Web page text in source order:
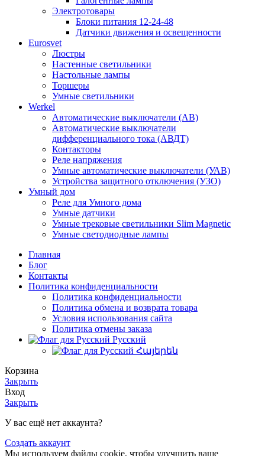
Электротовары
Блоки питания 12-24-48
Датчики движения и освещенности
Eurosvet
Люстры
Настенные светильники
Настольные лампы
Торшеры
Умные светильники
Werkel
Автоматические выключатели (АВ)
Автоматические выключатели
дифференциального тока (АВДТ)
Контакторы
Реле напряжения
Умные автоматические выключатели (УАВ)
Устройства защитного отключения (УЗО)
Умный дом
Реле для Умного дома
Умные датчики
Умные трековые светильники Slim Magnetic
Умные светодиодные лампы
Главная
Блог
Контакты
Политика конфиденциальности
Политика конфиденциальности
Политика обмена и возврата товара
Условия использования сайта
Политика отмены заказа
Русский
Հայերեն
Корзина
Закрыть
Вход
Закрыть
У вас ещё нет аккаунта?
Создать аккаунт
Мы используем файлы cookie, чтобы улучшить ваше